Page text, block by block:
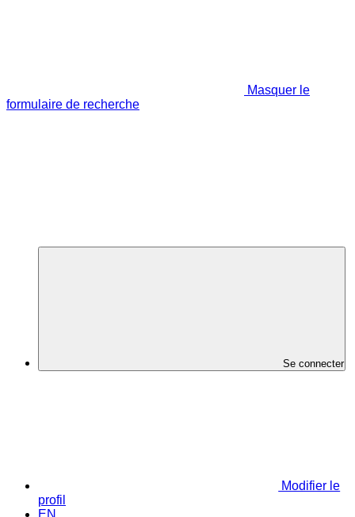
Masquer le
formulaire de recherche
Se connecter
Modifier le
profil
EN